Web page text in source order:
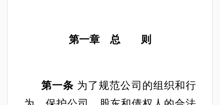
第一章 总 则
第一条 为了规范公司的组织和行